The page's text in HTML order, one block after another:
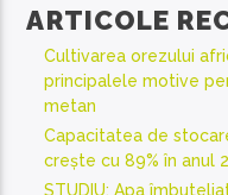
ARTICOLE
Cultivarea orezului
principalele motive
metan
Capacitatea de
crește cu 89% în anul
STUDIU: Apa